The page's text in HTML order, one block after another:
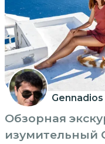
Gennadios
Обзорная
изумительный